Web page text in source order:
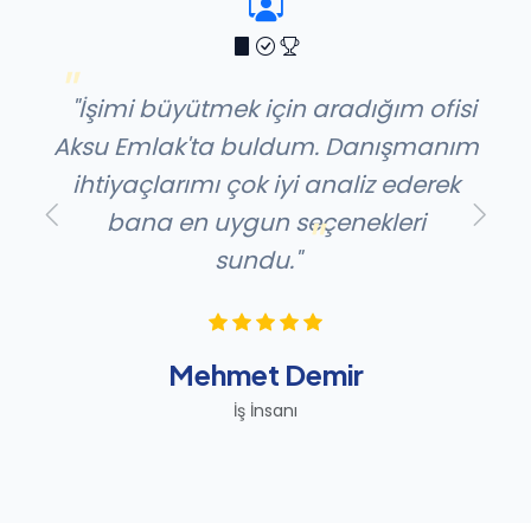
"İşimi büyütmek için aradığım ofisi
Aksu Emlak'ta buldum. Danışmanım
ihtiyaçlarımı çok iyi analiz ederek
bana en uygun seçenekleri
sundu."
Mehmet Demir
İş İnsanı
Önceki